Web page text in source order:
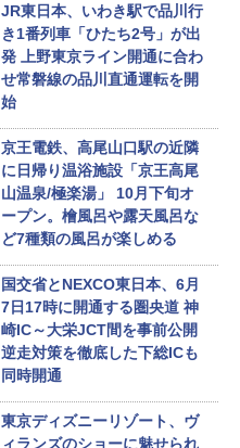
JR東日本、いわき駅で品川行
き1番列車「ひたち2号」が出
発 上野東京ライン開通に合わ
せ常磐線の品川直通運転を開
始
京王電鉄、高尾山口駅の近隣
に日帰り温浴施設「京王高尾
山温泉/極楽湯」 10月下旬オ
ープン。檜風呂や露天風呂な
ど7種類の風呂が楽しめる
国交省とNEXCO東日本、6月
7日17時に開通する圏央道 神
崎IC～大栄JCT間を事前公開
逆走対策を徹底した下総ICも
同時開通
東京ディズニーリゾート、ヴ
ィランズのショーに魅せられ